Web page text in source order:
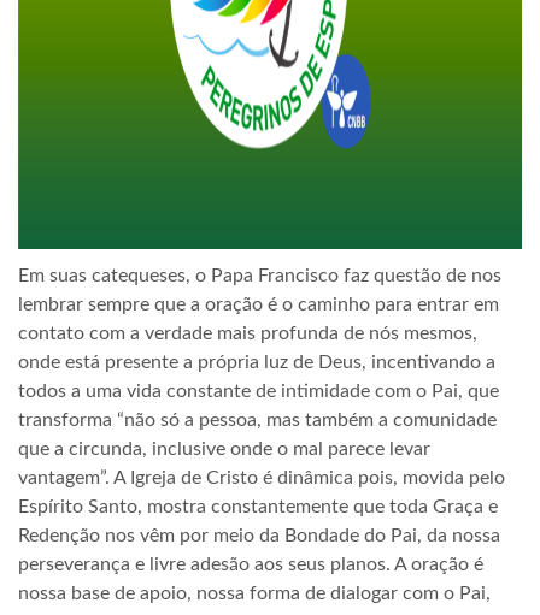
Em suas catequeses, o Papa Francisco faz questão de nos
lembrar sempre que a oração é o caminho para entrar em
contato com a verdade mais profunda de nós mesmos,
onde está presente a própria luz de Deus, incentivando a
todos a uma vida constante de intimidade com o Pai, que
transforma “não só a pessoa, mas também a comunidade
que a circunda, inclusive onde o mal parece levar
vantagem”. A Igreja de Cristo é dinâmica pois, movida pelo
Espírito Santo, mostra constantemente que toda Graça e
Redenção nos vêm por meio da Bondade do Pai, da nossa
perseverança e livre adesão aos seus planos. A oração é
nossa base de apoio, nossa forma de dialogar com o Pai,